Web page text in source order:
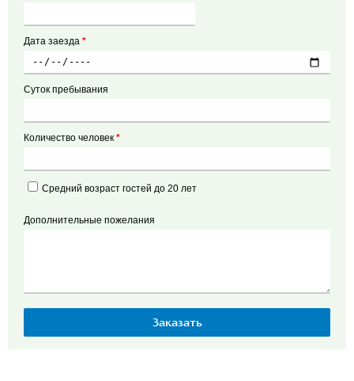
Дата заезда *
Суток пребывания
Количество человек *
Средний возраст гостей до 20 лет
Дополнительные пожелания